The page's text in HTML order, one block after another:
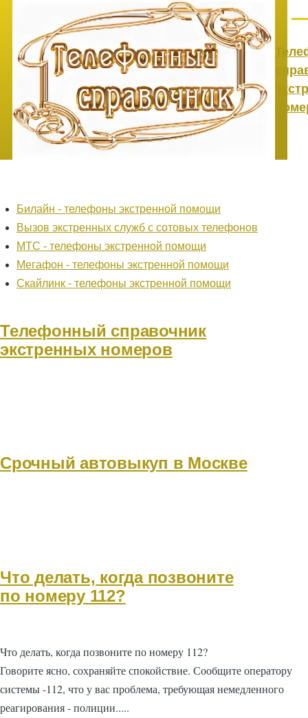
Перейти к основному содержанию
Билайн - телефоны экстренной помощи
Вызов экстренных служб с сотовых телефонов
МТС - телефоны экстренной помощи
Мегафон - телефоны экстренной помощи
Скайлинк - телефоны экстренной помощи
Телефонный справочник
экстренных номеров
Срочный автовыкуп в Москве
Что делать, когда позвоните
по номеру 112?
Что делать, когда позвоните по номеру 112?
Говорите ясно, сохраняйте спокойствие. Сообщите оператору
системы -112, что у вас проблема, требующая немедленного
реагирования - полиции.....